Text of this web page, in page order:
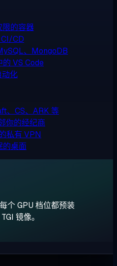
的容器
CI/CD
、MongoDB
的 VS Code
动化
、CS、ARK 等
你的经纪商
私有 VPN
的桌面
个 GPU 档位都预装
镜像。